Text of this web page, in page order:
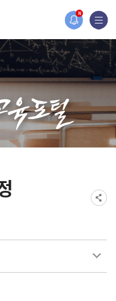
N
.
롭게 개설되었습니다.